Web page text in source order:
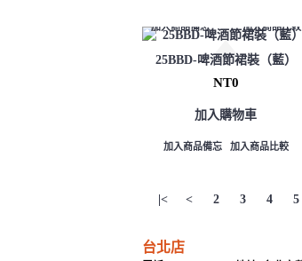
加入商品備忘 加入商品比較
25BBD-啤酒節裙裝（藍）
NT0
加入購物車
加入商品備忘 加入商品比較
|< < 2 3 4 5
台北店